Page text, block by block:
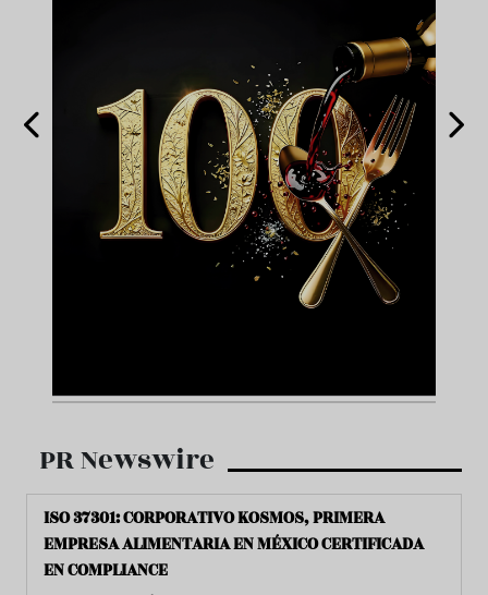
PR Newswire
ISO 37301: CORPORATIVO KOSMOS, PRIMERA
EMPRESA ALIMENTARIA EN MÉXICO CERTIFICADA
EN COMPLIANCE